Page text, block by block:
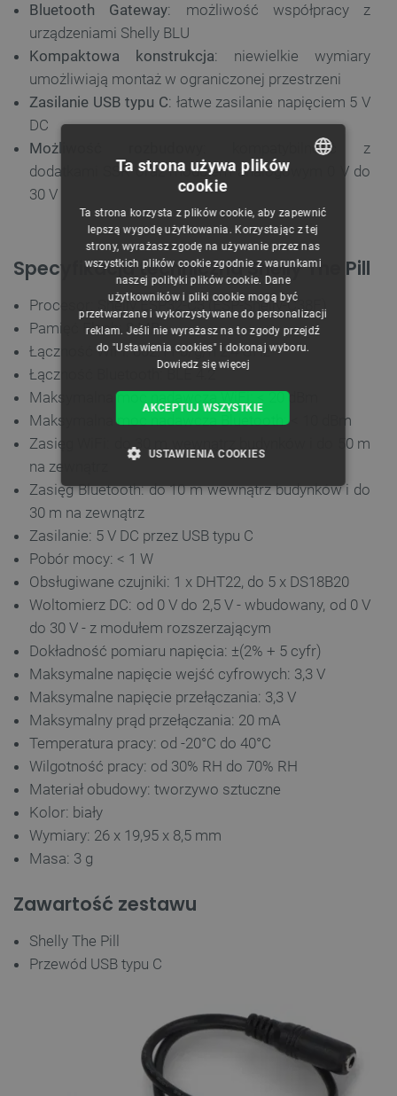
Bluetooth Gateway: możliwość współpracy z
urządzeniami Shelly BLU
Kompaktowa konstrukcja: niewielkie wymiary
umożliwiają montaż w ograniczonej przestrzeni
Zasilanie USB typu C: łatwe zasilanie napięciem 5 V
DC
Możliwość rozbudowy
: kompatybilność z
dodatkami SSR oraz modułem analogowym 0 V do
30 V
Specyfikacja techniczna Shelly The Pill
Procesor: Shelly ESP32-C3 (ESP-Shelly-C38F)
Pamięć Flash: 8 MB
Łączność WiFi: 802.11 b/g/n 2,4 GHz
Łączność Bluetooth: BLE 4.2
Maksymalna moc nadawcza WiFi: < 20 dBm
Maksymalna moc nadawcza Bluetooth: < 10 dBm
Zasięg WiFi: do 30 m wewnątrz budynków i do 50 m
na zewnątrz
Zasięg Bluetooth: do 10 m wewnątrz budynków i do
30 m na zewnątrz
Zasilanie: 5 V DC przez USB typu C
Pobór mocy: < 1 W
Obsługiwane czujniki: 1 x DHT22, do 5 x DS18B20
Woltomierz DC: od 0 V do 2,5 V - wbudowany, od 0 V
do 30 V - z modułem rozszerzającym
Dokładność pomiaru napięcia: ±(2% + 5 cyfr)
Maksymalne napięcie wejść cyfrowych: 3,3 V
Maksymalne napięcie przełączania: 3,3 V
Maksymalny prąd przełączania: 20 mA
Temperatura pracy: od -20°C do 40°C
Wilgotność pracy: od 30% RH do 70% RH
Materiał obudowy: tworzywo sztuczne
Kolor: biały
Wymiary: 26 x 19,95 x 8,5 mm
Masa: 3 g
Zawartość zestawu
Shelly The Pill
Przewód USB typu C
CZECH
ENGLISH
GERMAN
Ta strona używa plików
cookie
Ta strona korzysta z plików cookie, aby zapewnić
lepszą wygodę użytkowania. Korzystając z tej
strony, wyrażasz zgodę na używanie przez nas
wszystkich plików cookie zgodnie z warunkami
naszej polityki plików cookie. Dane
użytkowników i pliki cookie mogą być
przetwarzane i wykorzystywane do personalizacji
reklam. Jeśli nie wyrażasz na to zgody przejdź
do "Ustawienia cookies" i dokonaj wyboru.
Dowiedz się więcej
AKCEPTUJ WSZYSTKIE
USTAWIENIA COOKIES
NIEZBĘDNE WYDAJNOŚĆ
TARGETOWANIE
FUNKCJONALNOŚĆ
Niezbędne Wydajność Targetowanie
Funkcjonalność
Niezbędne pliki cookie umożliwiają korzystanie z
podstawowych funkcji strony internetowej, takich
jak logowanie użytkownika i zarządzanie kontem.
Bez niezbędnych plików cookie nie można
prawidłowo korzystać ze strony internetowej.
Nazwa
PrestaShop-[abcdef0123456789]{32}